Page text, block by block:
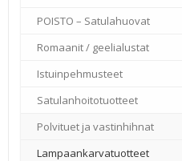
POISTO – Satulahuovat
Romaanit / geelialustat
Istuinpehmusteet
Satulanhoitotuotteet
Polvituet ja vastinhihnat
Lampaankarvatuotteet